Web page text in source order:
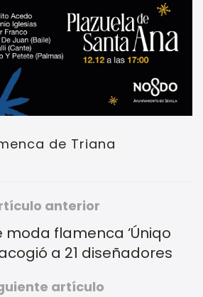
de Triana
anterior
moda flamenca ‘Úniqo
a 21 diseñadores
artículo